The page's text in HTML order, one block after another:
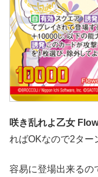
咲き乱れよ乙女
ればOKなので2ター
容易に登場出来るの